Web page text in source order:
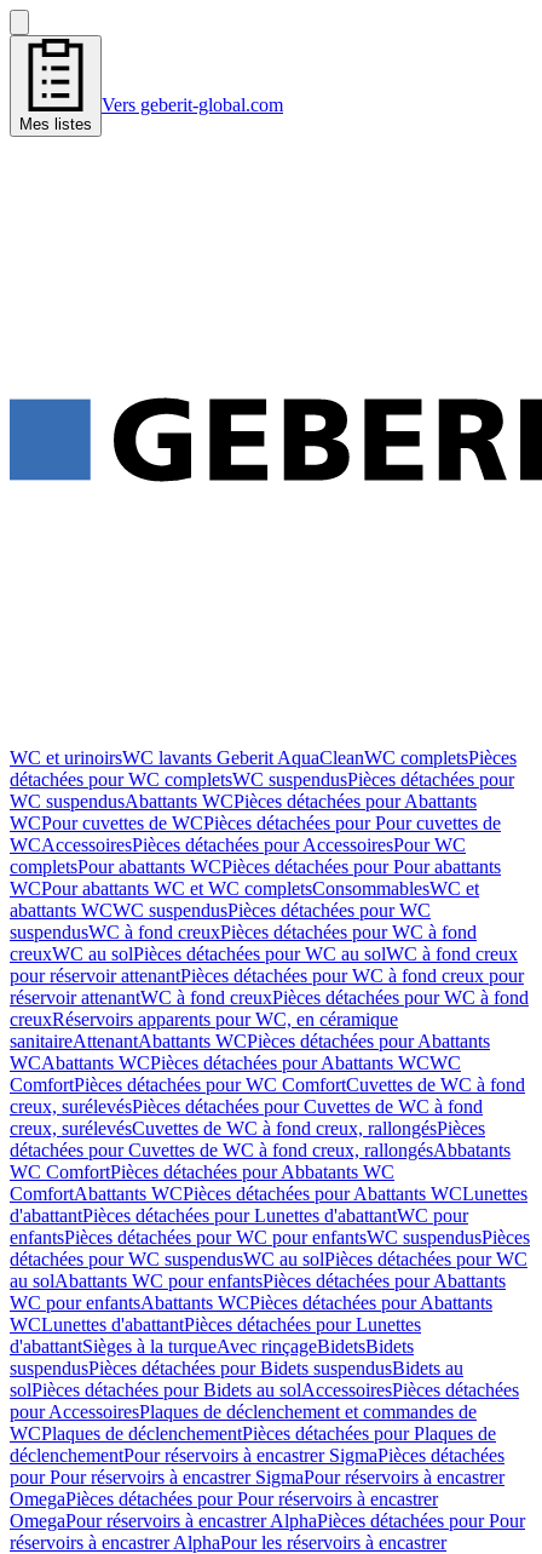
Mes listes
Vers geberit-global.com
WC et urinoirsWC lavants Geberit AquaCleanWC completsPièces
détachées pour WC completsWC suspendusPièces détachées pour
WC suspendusAbattants WCPièces détachées pour Abattants
WCPour cuvettes de WCPièces détachées pour Pour cuvettes de
WCAccessoiresPièces détachées pour AccessoiresPour WC
completsPour abattants WCPièces détachées pour Pour abattants
WCPour abattants WC et WC completsConsommablesWC et
abattants WCWC suspendusPièces détachées pour WC
suspendusWC à fond creuxPièces détachées pour WC à fond
creuxWC au solPièces détachées pour WC au solWC à fond creux
pour réservoir attenantPièces détachées pour WC à fond creux pour
réservoir attenantWC à fond creuxPièces détachées pour WC à fond
creuxRéservoirs apparents pour WC, en céramique
sanitaireAttenantAbattants WCPièces détachées pour Abattants
WCAbattants WCPièces détachées pour Abattants WCWC
ComfortPièces détachées pour WC ComfortCuvettes de WC à fond
creux, surélevésPièces détachées pour Cuvettes de WC à fond
creux, surélevésCuvettes de WC à fond creux, rallongésPièces
détachées pour Cuvettes de WC à fond creux, rallongésAbbatants
WC ComfortPièces détachées pour Abbatants WC
ComfortAbattants WCPièces détachées pour Abattants WCLunettes
d'abattantPièces détachées pour Lunettes d'abattantWC pour
enfantsPièces détachées pour WC pour enfantsWC suspendusPièces
détachées pour WC suspendusWC au solPièces détachées pour WC
au solAbattants WC pour enfantsPièces détachées pour Abattants
WC pour enfantsAbattants WCPièces détachées pour Abattants
WCLunettes d'abattantPièces détachées pour Lunettes
d'abattantSièges à la turqueAvec rinçageBidetsBidets
suspendusPièces détachées pour Bidets suspendusBidets au
solPièces détachées pour Bidets au solAccessoiresPièces détachées
pour AccessoiresPlaques de déclenchement et commandes de
WCPlaques de déclenchementPièces détachées pour Plaques de
déclenchementPour réservoirs à encastrer SigmaPièces détachées
pour Pour réservoirs à encastrer SigmaPour réservoirs à encastrer
OmegaPièces détachées pour Pour réservoirs à encastrer
OmegaPour réservoirs à encastrer AlphaPièces détachées pour Pour
réservoirs à encastrer AlphaPour les réservoirs à encastrer